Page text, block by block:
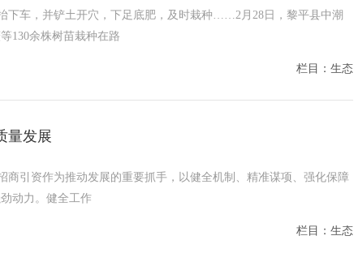
下车，并铲土开穴，下足底肥，及时栽种……2月28日，黎平县中潮
130余株树苗栽种在路
栏目：生态
量发展
商引资作为推动发展的重要抓手，以健全机制、精准谋项、强化保障
动力。健全工作
栏目：生态